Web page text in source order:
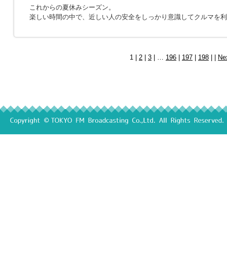
これからの夏休みシーズン。
楽しい時間の中で、近しい人の安全をしっかり意識してクルマを
1 | 2 3 | … 196 197 198